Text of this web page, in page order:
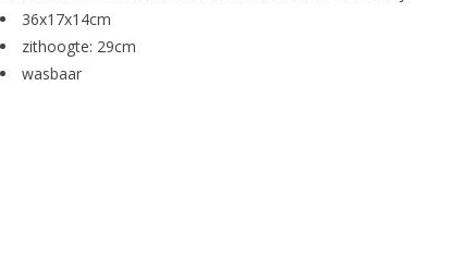
36x17x14cm
zithoogte: 29cm
wasbaar